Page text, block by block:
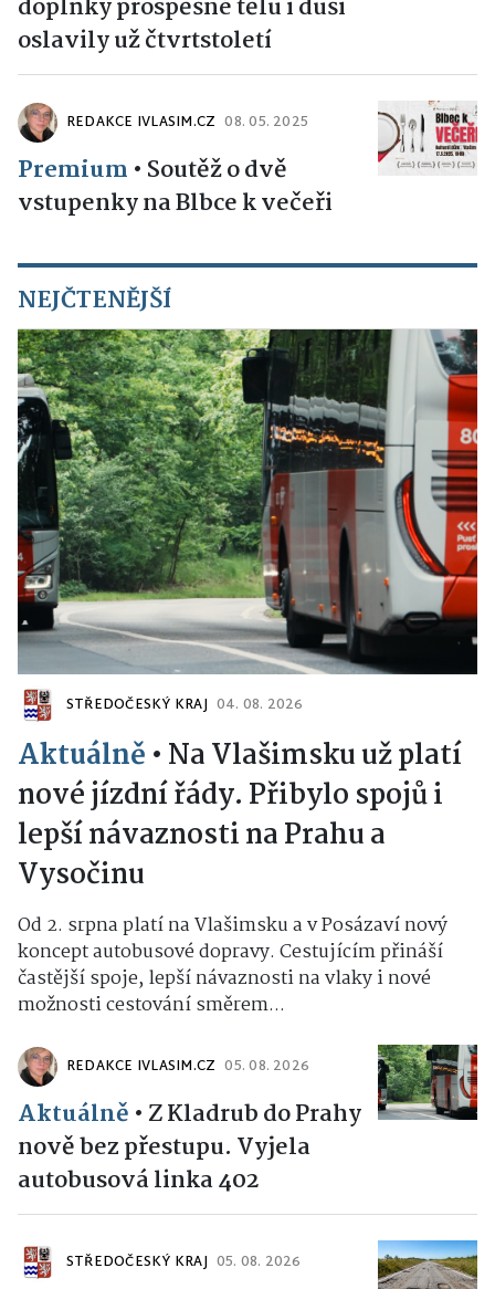
doplňky prospěšné tělu i duši
oslavily už čtvrtstoletí
REDAKCE IVLASIM.CZ 08. 05. 2025
Premium • Soutěž o dvě
vstupenky na Blbce k večeři
NEJČTENĚJŠÍ
STŘEDOČESKÝ KRAJ 04. 08. 2026
Aktuálně • Na Vlašimsku už platí
nové jízdní řády. Přibylo spojů i
lepší návaznosti na Prahu a
Vysočinu
Od 2. srpna platí na Vlašimsku a v Posázaví nový
koncept autobusové dopravy. Cestujícím přináší
častější spoje, lepší návaznosti na vlaky i nové
možnosti cestování směrem...
REDAKCE IVLASIM.CZ 05. 08. 2026
Aktuálně • Z Kladrub do Prahy
nově bez přestupu. Vyjela
autobusová linka 402
STŘEDOČESKÝ KRAJ 05. 08. 2026